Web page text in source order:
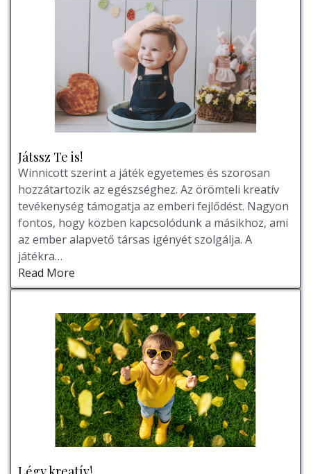
Játssz Te is!
Winnicott szerint a játék egyetemes és szorosan
hozzátartozik az egészséghez. Az örömteli kreatív
tevékenység támogatja az emberi fejlődést. Nagyon
fontos, hogy közben kapcsolódunk a másikhoz, ami
az ember alapvető társas igényét szolgálja. A
játékra…
Read More